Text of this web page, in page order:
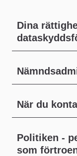
Dina
När du
Politiken -
som